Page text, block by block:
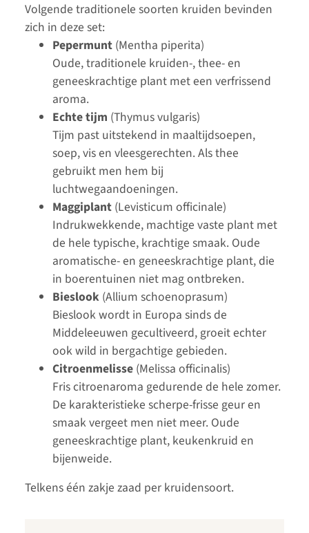
Volgende traditionele soorten kruiden bevinden
zich in deze set:
Pepermunt (Mentha piperita)
Oude, traditionele kruiden-, thee- en
geneeskrachtige plant met een verfrissend
aroma.
Echte tijm (Thymus vulgaris)
Tijm past uitstekend in maaltijdsoepen,
soep, vis en vleesgerechten. Als thee
gebruikt men hem bij
luchtwegaandoeningen.
Maggiplant (Levisticum officinale)
Indrukwekkende, machtige vaste plant met
de hele typische, krachtige smaak. Oude
aromatische- en geneeskrachtige plant, die
in boerentuinen niet mag ontbreken.
Bieslook (Allium schoenoprasum)
Bieslook wordt in Europa sinds de
Middeleeuwen gecultiveerd, groeit echter
ook wild in bergachtige gebieden.
Citroenmelisse (Melissa officinalis)
Fris citroenaroma gedurende de hele zomer.
De karakteristieke scherpe-frisse geur en
smaak vergeet men niet meer. Oude
geneeskrachtige plant, keukenkruid en
bijenweide.
Telkens één zakje zaad per kruidensoort.